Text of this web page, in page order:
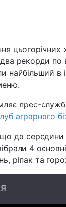
Війна
Світ
Лайт
цьогорічних
рекорди по
найбільший в
прес-
аграрного
до середини
4
ріпак та